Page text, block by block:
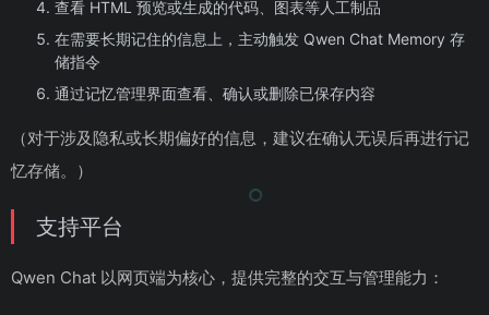
查看 HTML 预览或生成的代码、图表等人工制品
在需要长期记住的信息上，主动触发 Qwen Chat Memory 存
储指令
通过记忆管理界面查看、确认或删除已保存内容
（对于涉及隐私或长期偏好的信息，建议在确认无误后再进行记
忆存储。）
支持平台
Qwen Chat 以网页端为核心，提供完整的交互与管理能力：